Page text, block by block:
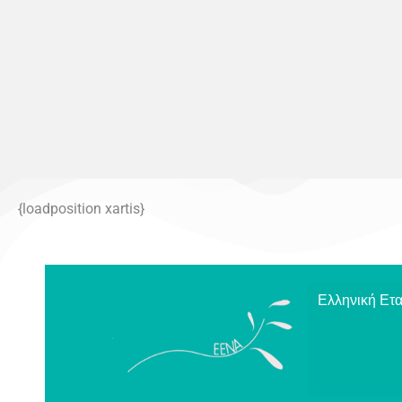
{loadposition xartis}
Ελληνική